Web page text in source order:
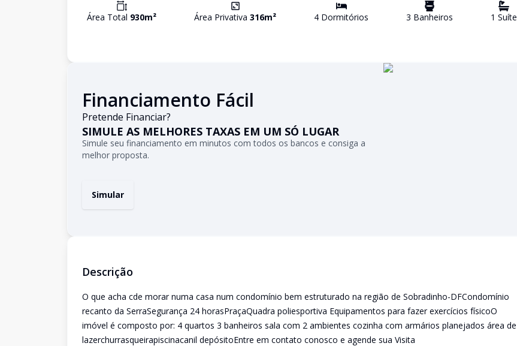
Área Total 930m² Área Privativa 316m² 4 Dormitórios 3 Banheiros 1 Suíte
Financiamento Fácil
Pretende Financiar?
SIMULE AS MELHORES TAXAS EM UM SÓ LUGAR
Simule seu financiamento em minutos com todos os bancos e consiga a
melhor proposta.
Simular
Descrição
O que acha cde morar numa casa num condomínio bem estruturado na região de Sobradinho-DFCondomínio
recanto da SerraSegurança 24 horasPraçaQuadra poliesportiva Equipamentos para fazer exercícios físicoO
imóvel é composto por: 4 quartos 3 banheiros sala com 2 ambientes cozinha com armários planejados área de
lazerchurrasqueirapiscinacanil depósitoEntre em contato conosco e agende sua Visita